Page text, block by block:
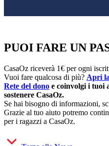
PUOI FARE UN
CasaOz riceverà 1€ per ogni
Vuoi fare qualcosa di più? Apri
Rete del dono e coinvolgi i tuoi
sostenere CasaOz.
Se hai bisogno di informazioni,
Grazie al tuo aiuto potremo
per i ragazzi a CasaOz.